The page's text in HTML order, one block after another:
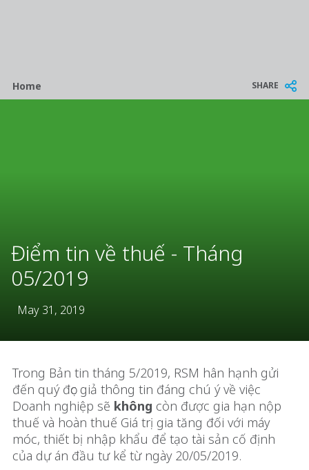
Breadcrumb
Home SHARE
Điểm tin về thuế - Tháng
05/2019
May 31, 2019
Trong Bản tin tháng 5/2019, RSM hân hạnh gửi
đến quý đọc giả thông tin đáng chú ý về việc
Doanh nghiệp sẽ không còn được gia hạn nộp
thuế và hoàn thuế Giá trị gia tăng đối với máy
móc, thiết bị nhập khẩu để tạo tài sản cố định
của dự án đầu tư kể từ ngày 20/05/2019.